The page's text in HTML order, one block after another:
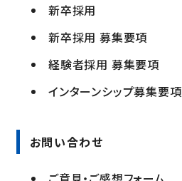
新卒採用
新卒採用 募集要項
経験者採用 募集要項
インターンシップ募集要項
お問い合わせ